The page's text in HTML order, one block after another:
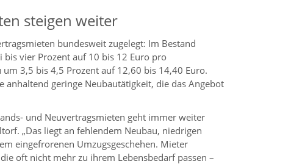
steigen weiter
bundesweit zugelegt: Im Bestand
vier Prozent auf 10 bis 12 Euro pro
3,5 bis 4,5 Prozent auf 12,60 bis 14,40 Euro.
anhaltend geringe Neubautätigkeit, die das Angebot
und Neuvertragsmieten geht immer weiter
„Das liegt an fehlendem Neubau, niedrigen
eingefrorenen Umzugsgeschehen. Mieter
oft nicht mehr zu ihrem Lebensbedarf passen –